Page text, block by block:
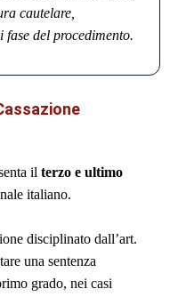
cautelare,
del procedimento.
il terzo e ultimo
italiano.
disciplinato dall’art.
una sentenza
grado, nei casi